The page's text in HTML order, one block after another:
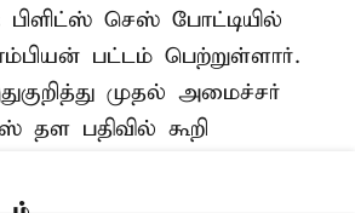
பிளிட்ஸ் செஸ் போட்டியில்
பட்டம் பெற்றுள்ளார்.
முதல் அமைச்சர்
தள பதிவில் கூறி